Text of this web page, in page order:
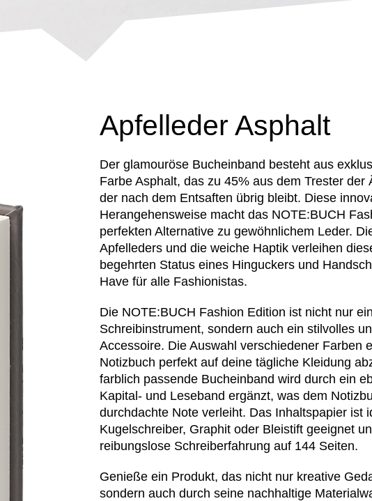
Apfelleder Asphalt
Der glamouröse Bucheinband besteht aus
Farbe Asphalt, das zu 45% aus dem Trester der
der nach dem Entsaften übrig bleibt. Diese
Herangehensweise macht das NOTE:BUCH
perfekten Alternative zu gewöhnlichem Leder.
Apfelleders und die weiche Haptik verleihen
begehrten Status eines Hinguckers und
Have für alle Fashionistas.
Die NOTE:BUCH Fashion Edition ist nicht nur
Schreibinstrument, sondern auch ein stilvolles
Accessoire. Die Auswahl verschiedener Farben
Notizbuch perfekt auf deine tägliche Kleidung
farblich passende Bucheinband wird durch ein
Kapital- und Leseband ergänzt, was dem
durchdachte Note verleiht. Das Inhaltspapier ist
Kugelschreiber, Graphit oder Bleistift geeignet
reibungslose Schreiberfahrung auf 144 Seiten.
Genieße ein Produkt, das nicht nur kreative
sondern auch durch seine nachhaltige